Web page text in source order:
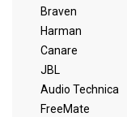
Braven
Harman
Canare
JBL
Audio Technica
FreeMate